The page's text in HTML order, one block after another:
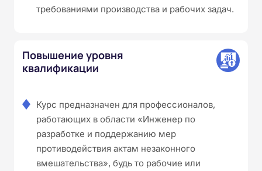
требованиями производства и рабочих задач.
Повышение уровня
квалификации
Курс предназначен для профессионалов,
работающих в области «Инженер по
разработке и поддержанию мер
противодействия актам незаконного
вмешательства», будь то рабочие или